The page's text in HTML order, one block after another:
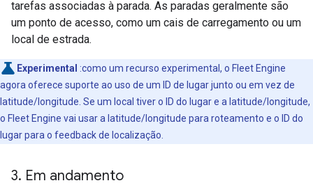
tarefas associadas à parada. As paradas geralmente são
um ponto de acesso, como um cais de carregamento ou um
local de estrada.
Experimental :como um recurso experimental, o Fleet Engine
agora oferece suporte ao uso de um ID de lugar junto ou em vez de
latitude/longitude. Se um local tiver o ID do lugar e a latitude/longitude,
o Fleet Engine vai usar a latitude/longitude para roteamento e o ID do
lugar para o feedback de localização.
3. Em andamento